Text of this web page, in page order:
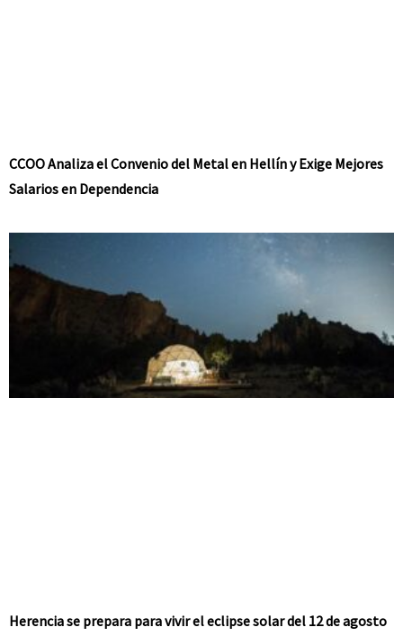
CCOO Analiza el Convenio del Metal en Hellín y Exige Mejores
Salarios en Dependencia
Herencia se prepara para vivir el eclipse solar del 12 de agosto